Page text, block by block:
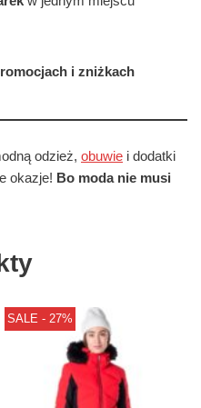
i zniżkach
odzież, obuwie i dodatki
okazje! Bo moda nie musi
SALE - 27%